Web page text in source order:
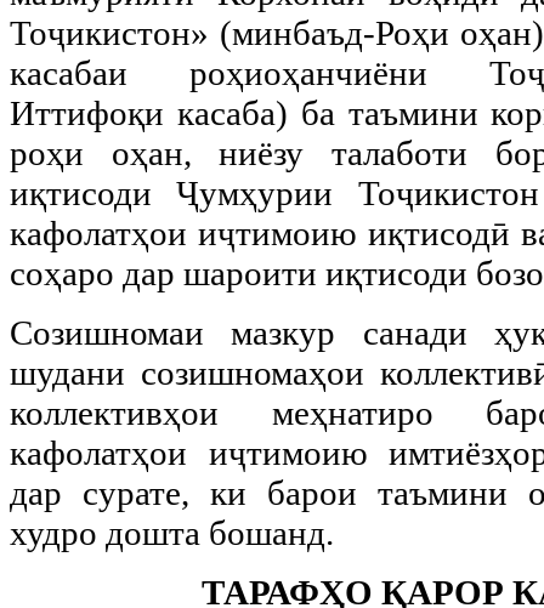
Тоҷикистон» (минбаъд-Роҳи
касабаи роҳиоҳанчиёни
Иттифоқи касаба) ба таъмини
роҳи оҳан, ниёзу талаботи
иқтисоди Ҷумҳурии
кафолатҳои иҷтимоию иқтисодӣ
соҳаро дар шароити иқтисоди
Созишномаи мазкур санади
шудани созишномаҳои
коллективҳои меҳнатиро
кафолатҳои иҷтимоию
дар сурате, ки барои таъмини
худро дошта бошанд.
ТАРАФҲО ҚАРОР